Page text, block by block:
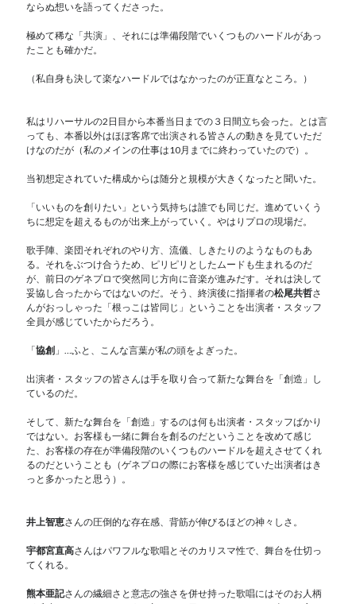
ならぬ想いを語ってくださった。
極めて稀な「共演」、それには準備段階でいくつものハードルがあっ
たことも確かだ。
（私自身も決して楽なハードルではなかったのが正直なところ。）
私はリハーサルの2日目から本番当日までの３日間立ち会った。とは言
っても、本番以外はほぼ客席で出演される皆さんの動きを見ていただ
けなのだが（私のメインの仕事は10月までに終わっていたので）。
当初想定されていた構成からは随分と規模が大きくなったと聞いた。
「いいものを創りたい」という気持ちは誰でも同じだ。進めていくう
ちに想定を超えるものが出来上がっていく。やはりプロの現場だ。
歌手陣、楽団それぞれのやり方、流儀、しきたりのようなものもあ
る。それをぶつけ合うため、ピリピリとしたムードも生まれるのだ
が、前日のゲネプロで突然同じ方向に音楽が進みだす。それは決して
妥協し合ったからではないのだ。そう、終演後に指揮者の松尾共哲さ
んがおっしゃった「根っこは皆同じ」ということを出演者・スタッフ
全員が感じていたからだろう。
「協創 」…ふと、こんな言葉が私の頭をよぎった。
出演者・スタッフの皆さんは手を取り合って新たな舞台を「創造」し
ているのだ。
そして、新たな舞台を「創造」するのは何も出演者・スタッフばかり
ではない。お客様も一緒に舞台を創るのだということを改めて感じ
た、お客様の存在が準備段階のいくつものハードルを超えさせてくれ
るのだということも（ゲネプロの際にお客様を感じていた出演者はき
っと多かったと思う）。
井上智恵さんの圧倒的な存在感、背筋が伸びるほどの神々しさ。
宇都宮直高さんはパワフルな歌唱とそのカリスマ性で、舞台を仕切っ
てくれる。
熊本亜記さんの繊細さと意志の強さを併せ持った歌唱にはそのお人柄